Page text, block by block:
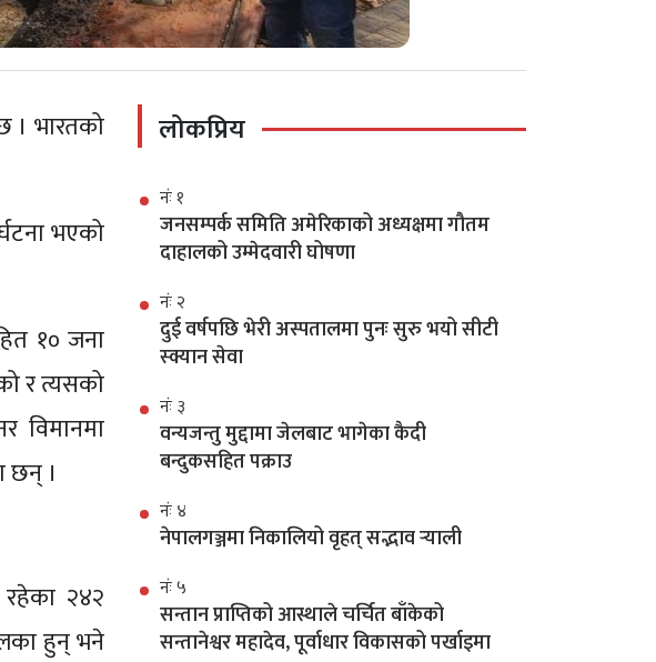
। भारतको
भएको
१० जना
र त्यसको
विमानमा
छन् ।
२४२
हुन् भने
लोकप्रिय
नंः १
जनसम्पर्क समिति अमेरिकाको अध्यक्षमा गौतम
दाहालको उम्मेदवारी घोषणा
नंः २
दुई वर्षपछि भेरी अस्पतालमा पुनः सुरु भयो सीटी
स्क्यान सेवा
नंः ३
वन्यजन्तु मुद्दामा जेलबाट भागेका कैदी
बन्दुकसहित पक्राउ
नंः ४
नेपालगञ्जमा निकालियो वृहत् सद्भाव र्‍याली
नंः ५
सन्तान प्राप्तिको आस्थाले चर्चित बाँकेको
सन्तानेश्वर महादेव, पूर्वाधार विकासको पर्खाइमा